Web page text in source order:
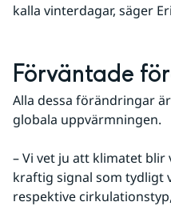
kalla vinterdagar, säger
Förväntade
Alla dessa förändringar
globala uppvärmningen.
– Vi vet ju att klimatet
kraftig signal som tydligt
respektive